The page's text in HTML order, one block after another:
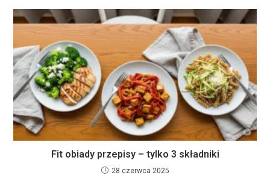
Fit obiady przepisy – tylko 3 składniki
28 czerwca 2025